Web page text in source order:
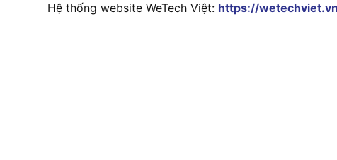
Hệ thống website WeTech Việt: https://